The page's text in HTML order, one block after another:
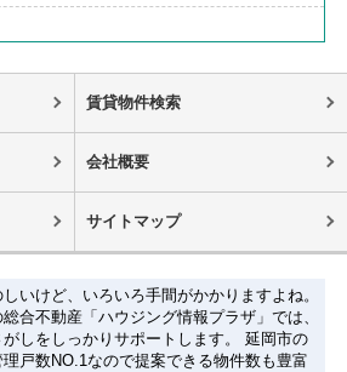
賃貸物件検索
会社概要
サイトマップ
いけど、いろいろ手間がかかりますよね。
合不動産「ハウジング情報プラザ」では、
しをしっかりサポートします。 延岡市の
戸数NO.1なので提案できる物件数も豊富